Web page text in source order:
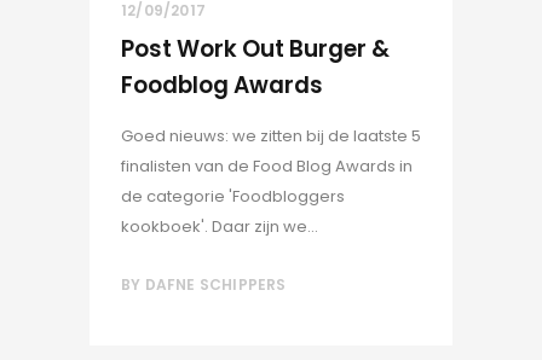
12/09/2017
Post Work Out Burger &
Foodblog Awards
Goed nieuws: we zitten bij de laatste 5
finalisten van de Food Blog Awards in
de categorie 'Foodbloggers
kookboek'. Daar zijn we...
BY DAFNE SCHIPPERS